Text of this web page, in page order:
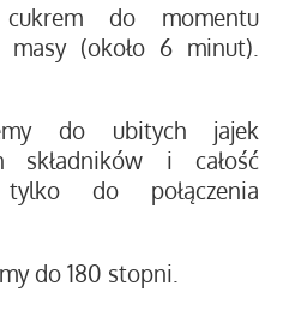
do momentu
masy (około 6 minut).
do ubitych jajek
składników i całość
do połączenia
do 180 stopni.